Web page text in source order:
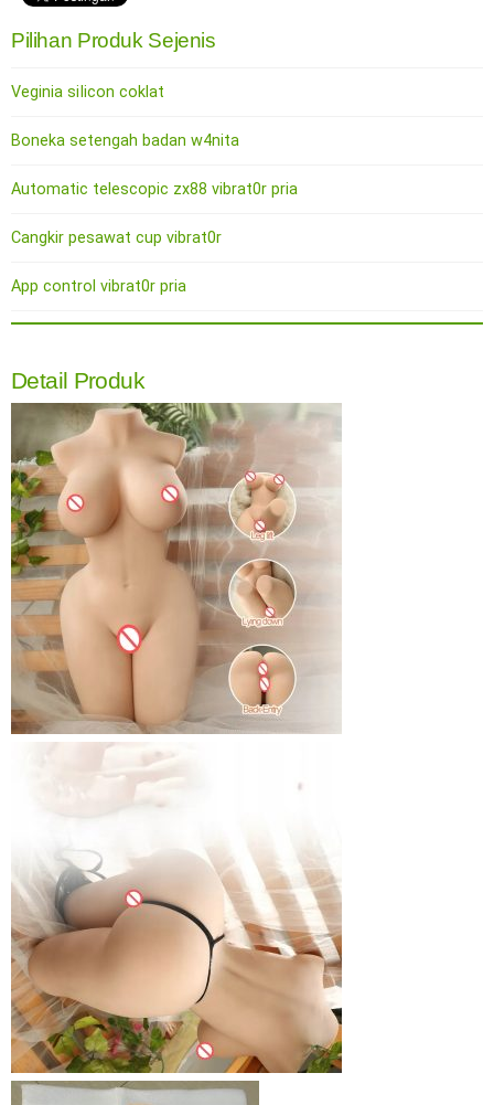
Pilihan Produk Sejenis
Veginia siIicon coklat
Boneka setengah badan w4nita
Automatic telescopic zx88 vibrat0r pria
Cangkir pesawat cup vibrat0r
App control vibrat0r pria
Detail Produk